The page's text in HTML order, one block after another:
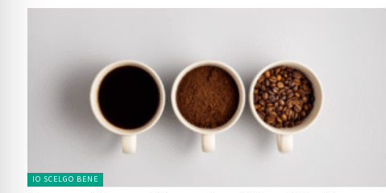
IO SCELGO BENE